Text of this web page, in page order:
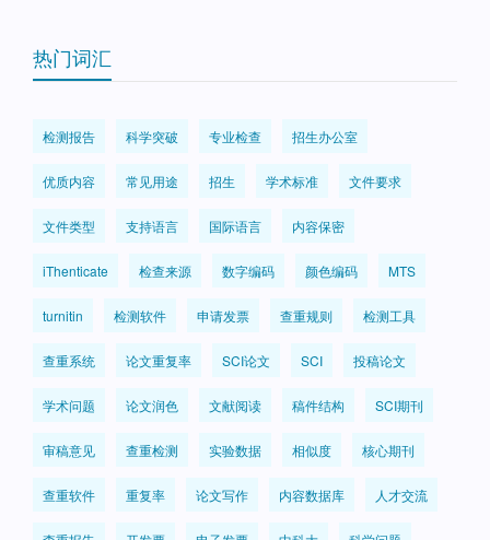
热门词汇
检测报告 科学突破 专业检查 招生办公室
优质内容 常见用途 招生 学术标准 文件要求
文件类型 支持语言 国际语言 内容保密
iThenticate 检查来源 数字编码 颜色编码 MTS
turnitin 检测软件 申请发票 查重规则 检测工具
查重系统 论文重复率 SCI论文 SCI 投稿论文
学术问题 论文润色 文献阅读 稿件结构 SCI期刊
审稿意见 查重检测 实验数据 相似度 核心期刊
查重软件 重复率 论文写作 内容数据库 人才交流